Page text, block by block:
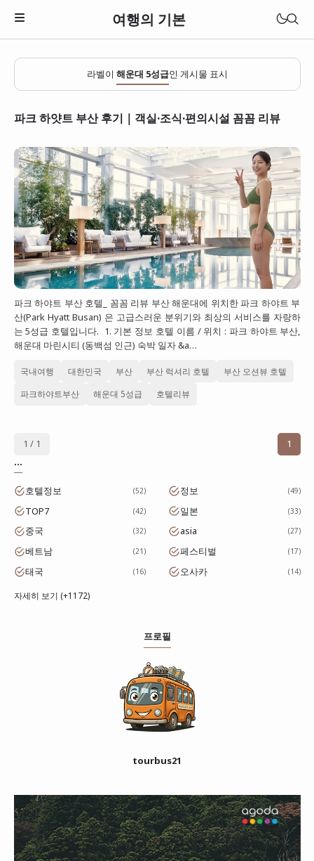
여행의 기본
일본
베트남
태국
대만
라벨이 해운대 5성급인 게시물 표시
파크 하얏트 부산 후기｜객실·조식·편의시설 꼼꼼 리뷰
파크 하야트 부산 호텔_ 꼼꼼 리뷰 부산 해운대에 위치한 파크 하야트 부
산(Park Hyatt Busan) 은 고급스러운 분위기와 최상의 서비스를 자랑하
는 5성급 호텔입니다. 1. 기본 정보 호텔 이름 / 위치 : 파크 하야트 부산,
해운대 마린시티 (동백섬 인근) 숙박 일자 &a…
국내여행 대한민국 부산 부산 럭셔리 호텔 부산 오션뷰 호텔
파크하야트부산 해운대 5성급 호텔리뷰
1 / 1
1
...
호텔정보 52 정보 49
TOP7 42 일본 33
중국 32 asia 27
베트남 21 페스티벌 17
태국 16 오사카 14
자세히 보기 (+1172)
프로필
tourbus21